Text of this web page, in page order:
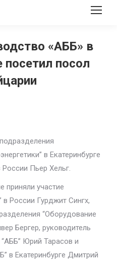
«АББ» в
посетил посол
в Екатеринбурге
Пьер Хельг.
приняли участие
России Гурджит Сингх,
“Оборудование
Бергер, руководитель
Юрий Тарасов и
в Екатеринбурге Дмитрий